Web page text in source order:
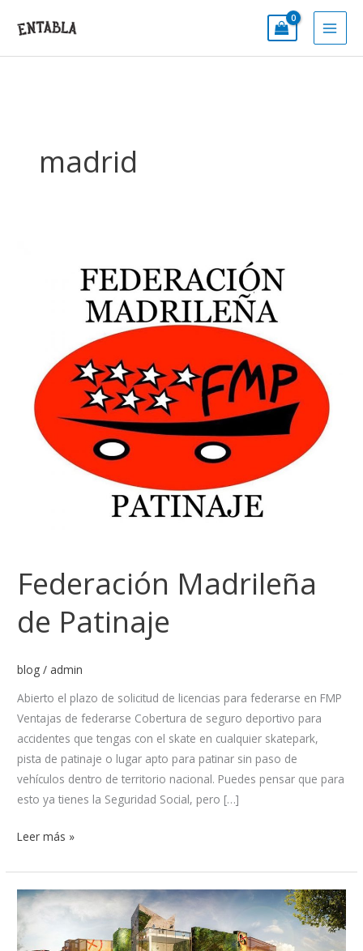
madrid
Federación Madrileña
de Patinaje
blog / admin
Abierto el plazo de solicitud de licencias para federarse en FMP
Ventajas de federarse Cobertura de seguro deportivo para
accidentes que tengas con el skate en cualquier skatepark,
pista de patinaje o lugar apto para patinar sin paso de
vehículos dentro de territorio nacional. Puedes pensar que para
esto ya tienes la Seguridad Social, pero […]
Leer más »
Madrid
X